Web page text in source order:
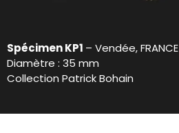
Spécimen KP1 – Vendée, FRANCE
Diamètre : 35 mm
Collection Patrick Bohain